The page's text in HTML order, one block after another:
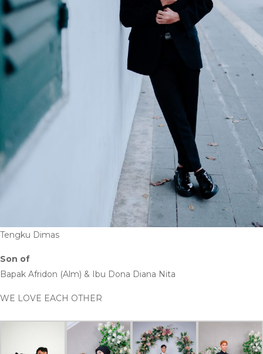
Tengku Dimas
Son of
Bapak Afridon (Alm) & Ibu Dona Diana Nita
WE LOVE EACH OTHER